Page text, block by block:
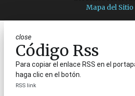
Mapa del Sitio
close
Código Rss
Para copiar el enlace RSS en el
haga clic en el botón.
RSS link